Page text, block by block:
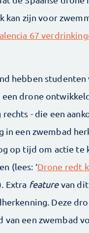
kan zijn voor
67
hebben studenten
een drone
- die een
in een zwembad
op tijd om actie te
(lees: ‘Drone redt
Extra featurevan
Deze
van een zwembad